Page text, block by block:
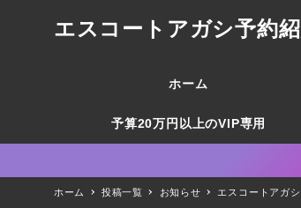
エスコートアガシ予約
ホーム
予算20万円以上のVIP専用
ホーム 投稿一覧 お知らせ エスコートアガ